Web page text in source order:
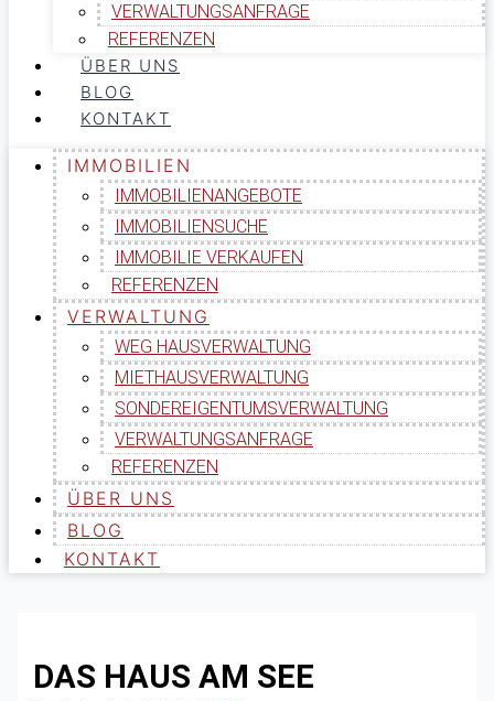
VERWALTUNGSANFRAGE
REFERENZEN
ÜBER UNS
BLOG
KONTAKT
IMMOBILIEN
IMMOBILIENANGEBOTE
IMMOBILIENSUCHE
IMMOBILIE VERKAUFEN
REFERENZEN
VERWALTUNG
WEG HAUSVERWALTUNG
MIETHAUSVERWALTUNG
SONDEREIGENTUMSVERWALTUNG
VERWALTUNGSANFRAGE
REFERENZEN
ÜBER UNS
BLOG
KONTAKT
DAS HAUS AM SEE